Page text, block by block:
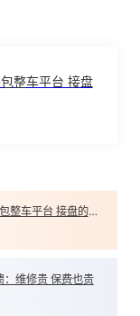
整车平台 接盘
平台都不自己造了!本田史上首次外包整车平台 接盘的是印度公司
：维修贵 保费也贵